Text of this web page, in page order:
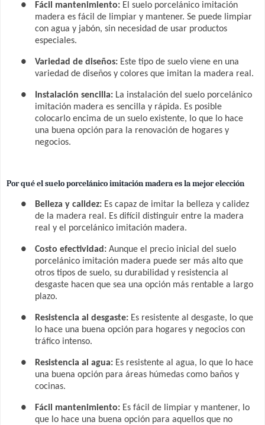
● Fácil mantenimiento: El suelo porcelánico imitación
madera es fácil de limpiar y mantener. Se puede limpiar
con agua y jabón, sin necesidad de usar productos
especiales.
● Variedad de diseños: Este tipo de suelo viene en una
variedad de diseños y colores que imitan la madera real.
● Instalación sencilla: La instalación del suelo porcelánico
imitación madera es sencilla y rápida. Es posible
colocarlo encima de un suelo existente, lo que lo hace
una buena opción para la renovación de hogares y
negocios.
Por qué el suelo porcelánico imitación madera es la mejor elección
● Belleza y calidez: Es capaz de imitar la belleza y calidez
de la madera real. Es difícil distinguir entre la madera
real y el porcelánico imitación madera.
● Costo efectividad: Aunque el precio inicial del suelo
porcelánico imitación madera puede ser más alto que
otros tipos de suelo, su durabilidad y resistencia al
desgaste hacen que sea una opción más rentable a largo
plazo.
● Resistencia al desgaste: Es resistente al desgaste, lo que
lo hace una buena opción para hogares y negocios con
tráfico intenso.
● Resistencia al agua: Es resistente al agua, lo que lo hace
una buena opción para áreas húmedas como baños y
cocinas.
● Fácil mantenimiento: Es fácil de limpiar y mantener, lo
que lo hace una buena opción para aquellos que no